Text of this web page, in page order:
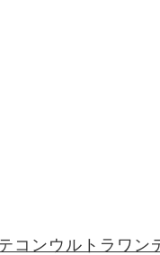
コンウルトラワン